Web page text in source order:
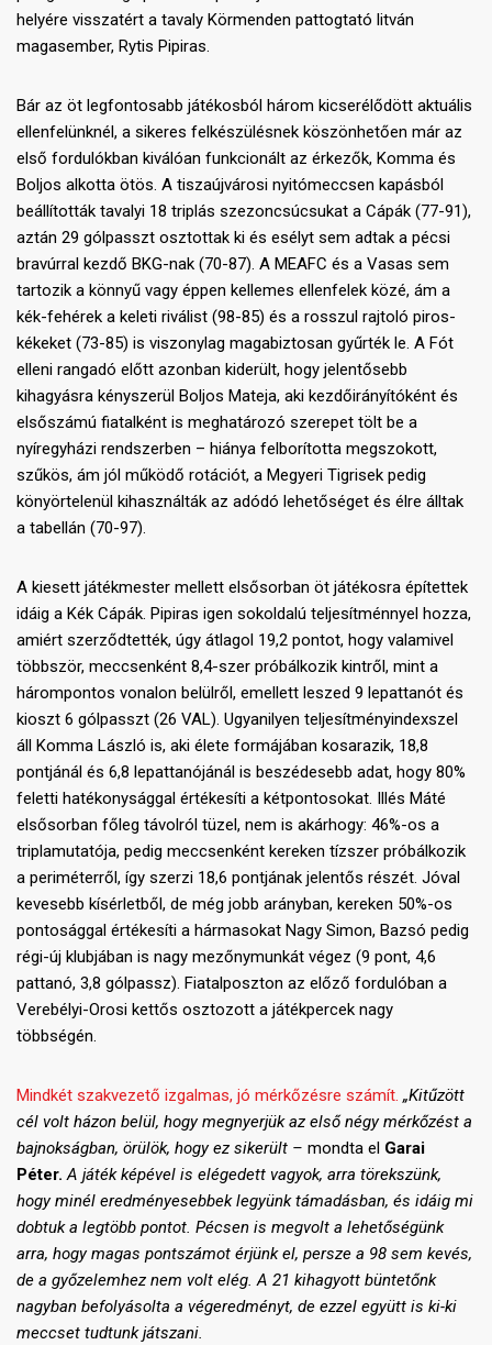
helyére visszatért a tavaly Körmenden pattogtató litván
magasember, Rytis Pipiras.
Bár az öt legfontosabb játékosból három kicserélődött aktuális
ellenfelünknél, a sikeres felkészülésnek köszönhetően már az
első fordulókban kiválóan funkcionált az érkezők, Komma és
Boljos alkotta ötös. A tiszaújvárosi nyitómeccsen kapásból
beállították tavalyi 18 triplás szezoncsúcsukat a Cápák (77-91),
aztán 29 gólpasszt osztottak ki és esélyt sem adtak a pécsi
bravúrral kezdő BKG-nak (70-87). A MEAFC és a Vasas sem
tartozik a könnyű vagy éppen kellemes ellenfelek közé, ám a
kék-fehérek a keleti riválist (98-85) és a rosszul rajtoló piros-
kékeket (73-85) is viszonylag magabiztosan gyűrték le. A Fót
elleni rangadó előtt azonban kiderült, hogy jelentősebb
kihagyásra kényszerül Boljos Mateja, aki kezdőirányítóként és
elsőszámú fiatalként is meghatározó szerepet tölt be a
nyíregyházi rendszerben – hiánya felborította megszokott,
szűkös, ám jól működő rotációt, a Megyeri Tigrisek pedig
könyörtelenül kihasználták az adódó lehetőséget és élre álltak
a tabellán (70-97).
A kiesett játékmester mellett elsősorban öt játékosra építettek
idáig a Kék Cápák. Pipiras igen sokoldalú teljesítménnyel hozza,
amiért szerződtették, úgy átlagol 19,2 pontot, hogy valamivel
többször, meccsenként 8,4-szer próbálkozik kintről, mint a
hárompontos vonalon belülről, emellett leszed 9 lepattanót és
kioszt 6 gólpasszt (26 VAL). Ugyanilyen teljesítményindexszel
áll Komma László is, aki élete formájában kosarazik, 18,8
pontjánál és 6,8 lepattanójánál is beszédesebb adat, hogy 80%
feletti hatékonysággal értékesíti a kétpontosokat. Illés Máté
elsősorban főleg távolról tüzel, nem is akárhogy: 46%-os a
triplamutatója, pedig meccsenként kereken tízszer próbálkozik
a periméterről, így szerzi 18,6 pontjának jelentős részét. Jóval
kevesebb kísérletből, de még jobb arányban, kereken 50%-os
pontosággal értékesíti a hármasokat Nagy Simon, Bazsó pedig
régi-új klubjában is nagy mezőnymunkát végez (9 pont, 4,6
pattanó, 3,8 gólpassz). Fiatalposzton az előző fordulóban a
Verebélyi-Orosi kettős osztozott a játékpercek nagy
többségén.
Mindkét szakvezető izgalmas, jó mérkőzésre számít. „Kitűzött
cél volt házon belül, hogy megnyerjük az első négy mérkőzést a
bajnokságban, örülök, hogy ez sikerült – mondta el Garai
Péter. A játék képével is elégedett vagyok, arra törekszünk,
hogy minél eredményesebbek legyünk támadásban, és idáig mi
dobtuk a legtöbb pontot. Pécsen is megvolt a lehetőségünk
arra, hogy magas pontszámot érjünk el, persze a 98 sem kevés,
de a győzelemhez nem volt elég. A 21 kihagyott büntetőnk
nagyban befolyásolta a végeredményt, de ezzel együtt is ki-ki
meccset tudtunk játszani.